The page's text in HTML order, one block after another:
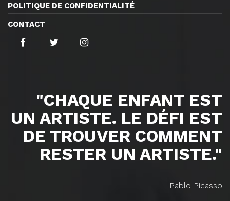
POLITIQUE DE CONFIDENTIALITÉ
CONTACT
"CHAQUE ENFANT EST
UN ARTISTE. LE DÉFI EST
DE TROUVER COMMENT
RESTER UN ARTISTE."
Pablo Picasso